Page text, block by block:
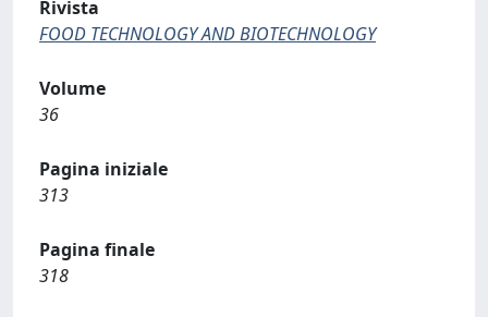
Rivista
FOOD TECHNOLOGY AND BIOTECHNOLOGY
Volume
36
Pagina iniziale
313
Pagina finale
318